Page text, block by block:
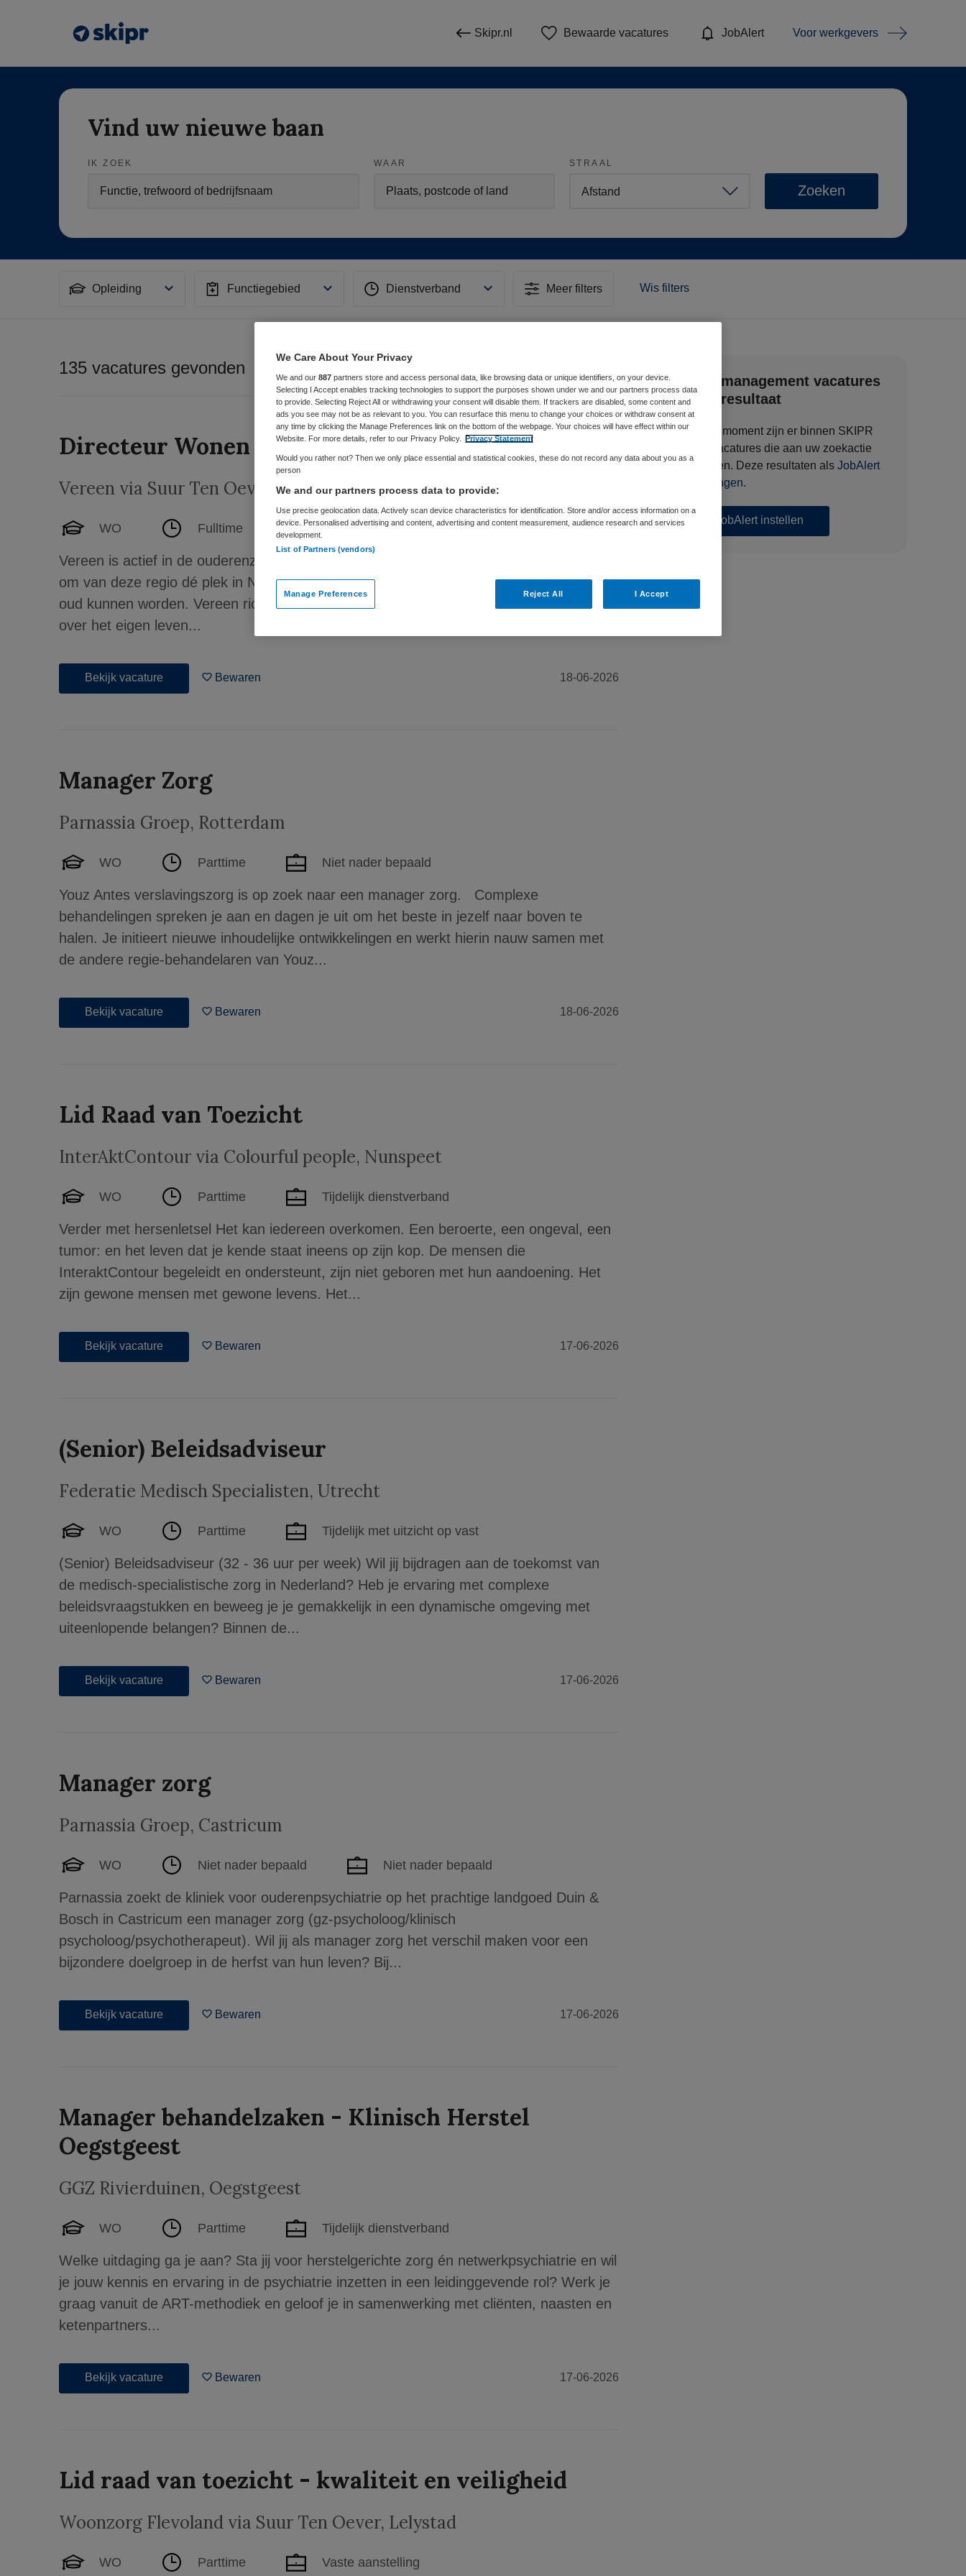
Skipr.nl Bewaarde vacatures JobAlert Voor werkgevers
Vind uw nieuwe baan
IK ZOEK WAAR STRAAL
Zoeken
Opleiding Functiegebied Dienstverband Meer filters Wis filters
Zorgmanagement vacatures
zoekresultaat
Op dit moment zijn er binnen SKIPR
135 vacatures die aan uw zoekactie
voldoen. Deze resultaten als JobAlert
ontvangen.
JobAlert instellen
135 vacatures gevonden
Directeur Wonen Leven Zorg
Vereen via Suur Ten Oever ,Zwolle
WO Fulltime Vaste aanstelling
Vereen is actief in de ouderenzorg in de regio Zwolle. De organisatie heeft als ambitie
om van deze regio dé plek in Nederland te maken waar mensen goed en op eigen wijze
oud kunnen worden. Vereen richt zich op ouderen voor wie het behouden van regie
over het eigen leven...
Bekijk vacature Bewaren 18-06-2026
Manager Zorg
Parnassia Groep, Rotterdam
WO Parttime Niet nader bepaald
Youz Antes verslavingszorg is op zoek naar een manager zorg. Complexe
behandelingen spreken je aan en dagen je uit om het beste in jezelf naar boven te
halen. Je initieert nieuwe inhoudelijke ontwikkelingen en werkt hierin nauw samen met
de andere regie-behandelaren van Youz...
Bekijk vacature Bewaren 18-06-2026
Lid Raad van Toezicht
InterAktContour via Colourful people, Nunspeet
WO Parttime Tijdelijk dienstverband
Verder met hersenletsel Het kan iedereen overkomen. Een beroerte, een ongeval, een
tumor: en het leven dat je kende staat ineens op zijn kop. De mensen die
InteraktContour begeleidt en ondersteunt, zijn niet geboren met hun aandoening. Het
zijn gewone mensen met gewone levens. Het...
Bekijk vacature Bewaren 17-06-2026
(Senior) Beleidsadviseur
Federatie Medisch Specialisten, Utrecht
WO Parttime Tijdelijk met uitzicht op vast
(Senior) Beleidsadviseur (32 - 36 uur per week) Wil jij bijdragen aan de toekomst van
de medisch-specialistische zorg in Nederland? Heb je ervaring met complexe
beleidsvraagstukken en beweeg je je gemakkelijk in een dynamische omgeving met
uiteenlopende belangen? Binnen de...
Bekijk vacature Bewaren 17-06-2026
Manager zorg
Parnassia Groep, Castricum
WO Niet nader bepaald Niet nader bepaald
Parnassia zoekt de kliniek voor ouderenpsychiatrie op het prachtige landgoed Duin &
Bosch in Castricum een manager zorg (gz-psycholoog/klinisch
psycholoog/psychotherapeut). Wil jij als manager zorg het verschil maken voor een
bijzondere doelgroep in de herfst van hun leven? Bij...
Bekijk vacature Bewaren 17-06-2026
Manager behandelzaken - Klinisch Herstel
Oegstgeest
GGZ Rivierduinen, Oegstgeest
WO Parttime Tijdelijk dienstverband
Welke uitdaging ga je aan? Sta jij voor herstelgerichte zorg én netwerkpsychiatrie en wil
je jouw kennis en ervaring in de psychiatrie inzetten in een leidinggevende rol? Werk je
graag vanuit de ART-methodiek en geloof je in samenwerking met cliënten, naasten en
ketenpartners...
Bekijk vacature Bewaren 17-06-2026
Lid raad van toezicht - kwaliteit en veiligheid
Woonzorg Flevoland via Suur Ten Oever, Lelystad
WO Parttime Vaste aanstelling
We Care About Your Privacy
We and our 887 partners store and access personal data, like browsing data or unique identifiers, on your device.
Selecting I Accept enables tracking technologies to support the purposes shown under we and our partners process data
to provide. Selecting Reject All or withdrawing your consent will disable them. If trackers are disabled, some content and
ads you see may not be as relevant to you. You can resurface this menu to change your choices or withdraw consent at
any time by clicking the Manage Preferences link on the bottom of the webpage. Your choices will have effect within our
Website. For more details, refer to our Privacy Policy. Privacy Statement
Would you rather not? Then we only place essential and statistical cookies, these do not record any data about you as a
person
We and our partners process data to provide:
Use precise geolocation data. Actively scan device characteristics for identification. Store and/or access information on a
device. Personalised advertising and content, advertising and content measurement, audience research and services
development.
List of Partners (vendors)
Manage Preferences Reject All I Accept